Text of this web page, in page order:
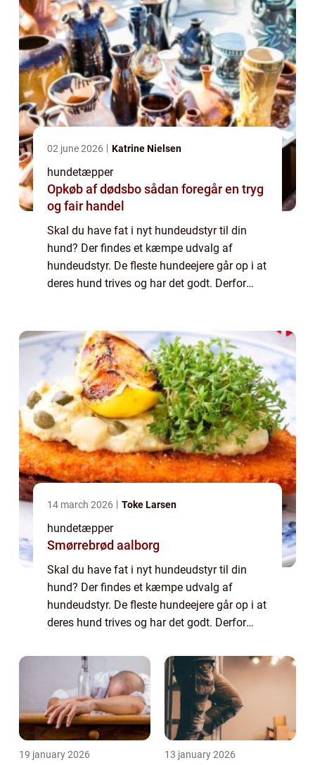
02 june 2026 Katrine Nielsen
hundetæpper
Opkøb af dødsbo sådan foregår en tryg
og fair handel
Skal du have fat i nyt hundeudstyr til din
hund? Der findes et kæmpe udvalg af
hundeudstyr. De fleste hundeejere går op i at
deres hund trives og har det godt. Derfor
14 march 2026 Toke Larsen
hundetæpper
Smørrebrød aalborg
Skal du have fat i nyt hundeudstyr til din
hund? Der findes et kæmpe udvalg af
hundeudstyr. De fleste hundeejere går op i at
deres hund trives og har det godt. Derfor
allerhøjeste grad....
19 january 2026 13 january 2026